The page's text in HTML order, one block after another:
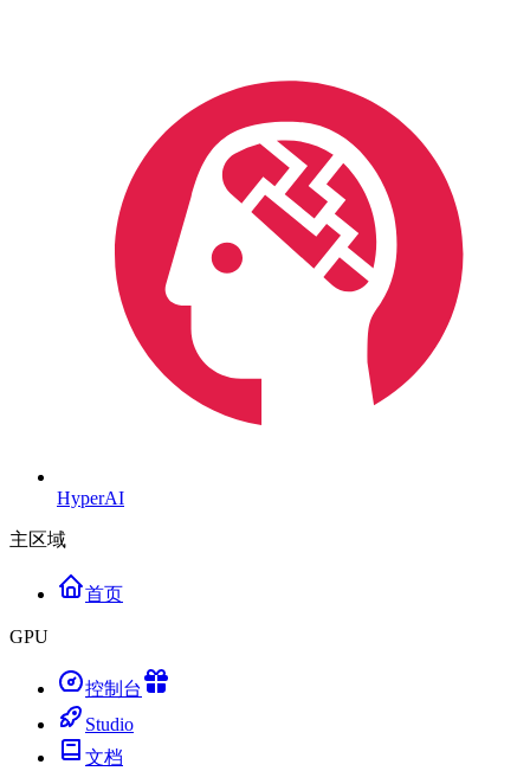
HyperAI
主区域
首页
GPU
控制台
Studio
文档